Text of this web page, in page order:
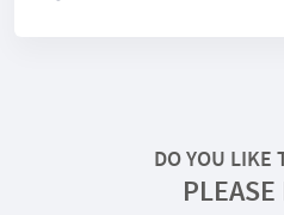
DO YOU LIKE
PLEASE